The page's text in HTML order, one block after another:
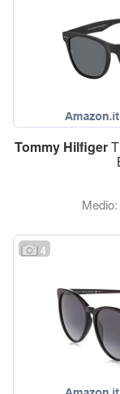
Tommy Hilfiger
4